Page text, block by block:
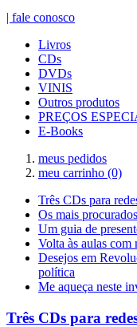
| fale conosco
Livros
CDs
DVDs
VINIS
Outros produtos
PREÇOS
E-Books
meus pedidos
meu carrinho (0)
Três CDs para
Os mais
Um guia de
Volta às aulas com
Desejos em
política
Me aqueça neste
Três CDs para